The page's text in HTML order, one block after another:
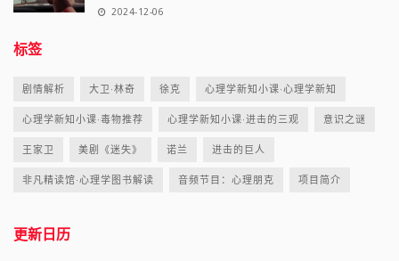
2024-12-06
标签
剧情解析 大卫·林奇 徐克 心理学新知小课·心理学新知
心理学新知小课·毒物推荐 心理学新知小课·进击的三观 意识之谜
王家卫 美剧《迷失》 诺兰 进击的巨人
非凡精读馆·心理学图书解读 音频节目：心理朋克 项目简介
更新日历